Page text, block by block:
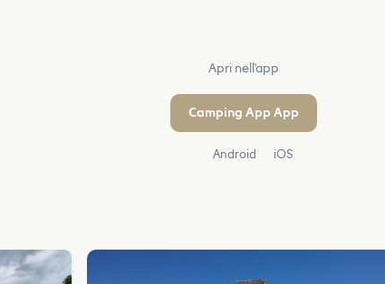
Apri nell'app
Camping App App
Android iOS